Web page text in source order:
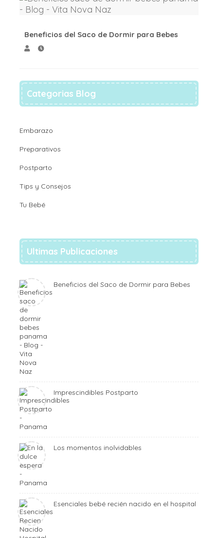
Beneficios del Saco de Dormir para Bebes
Categorias Blog
Embarazo
Preparativos
Postparto
Tips y Consejos
Tu Bebé
Ultimas Publicaciones
Beneficios del Saco de Dormir para Bebes
Imprescindibles Postparto
Los momentos inolvidables
Esenciales bebé recién nacido en el hospital